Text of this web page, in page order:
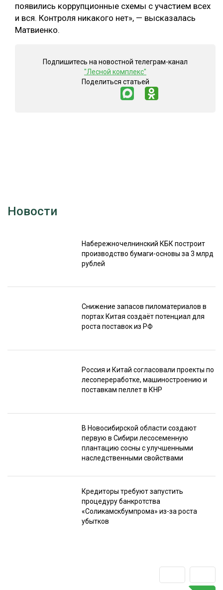
появились коррупционные схемы с участием всех
и вся. Контроля никакого нет», — высказалась
Матвиенко.
Подпишитесь на новостной телеграм-канал
"Лесной комплекс"
Поделиться статьей
Новости
Набережночелнинский КБК построит
производство бумаги-основы за 3 млрд
рублей
Снижение запасов пиломатериалов в
портах Китая создаёт потенциал для
роста поставок из РФ
Россия и Китай согласовали проекты по
лесопереработке, машиностроению и
поставкам пеллет в КНР
В Новосибирской области создают
первую в Сибири лесосеменную
плантацию сосны с улучшенными
наследственными свойствами
Кредиторы требуют запустить
процедуру банкротства
«Соликамскбумпрома» из-за роста
убытков